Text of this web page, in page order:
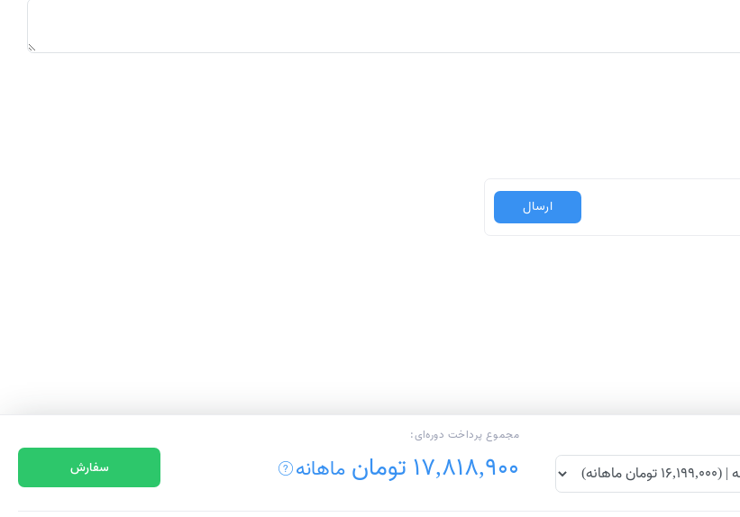
ارسال
مجموع پرداخت دوره‌ای:
17,818,900 تومان ماهانه سفارش